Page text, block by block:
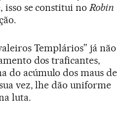
isso se constitui noRobin
Templários” já não
dos traficantes,
do acúmulo dos maus de
vez, lhe dão uniforme
luta.